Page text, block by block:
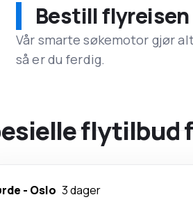
Bestill
Vår smarte søkemotor gjør
så er du ferdig.
flytilbud
- Oslo 3 dager